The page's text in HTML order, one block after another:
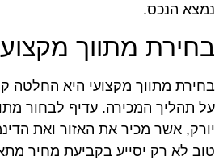
הנכס.
מתווך
מתווך מקצועי היא החלטה
תהליך המכירה. עדיף לבחור
אשר מכיר את האזור ואת
לא רק יסייע בקביעת מחיר